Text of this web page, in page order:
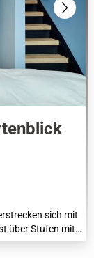
sich mit
über Stufen mit
Fenster haben